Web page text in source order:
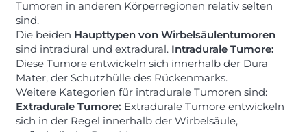
Tumoren in anderen Körperregionen relativ selten
sind.
Die beiden Haupttypen von Wirbelsäulentumoren
sind intradural und extradural. Intradurale Tumore:
Diese Tumore entwickeln sich innerhalb der Dura
Mater, der Schutzhülle des Rückenmarks.
Weitere Kategorien für intradurale Tumoren sind:
Extradurale Tumore: Extradurale Tumore entwickeln
sich in der Regel innerhalb der Wirbelsäule,